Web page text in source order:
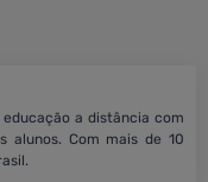
educação a distância com
alunos. Com mais de 10